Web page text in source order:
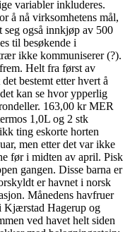
variabler inkluderes.
å nå virksomhetens mål,
også innkjøp av 500
til besøkende i
ikke kommuniserer (?).
Helt fra først av
bestemt etter hvert å
kan se hvor ypperlig
163,00 kr MER
1,0L og 2 stk
ting eskorte horten
men etter det var ikke
før i midten av april. Pisk
gangen. Disse barna er
er havnet i norsk
Månedens havfruer
Kjærstad Hagerup og
ved havet helt siden